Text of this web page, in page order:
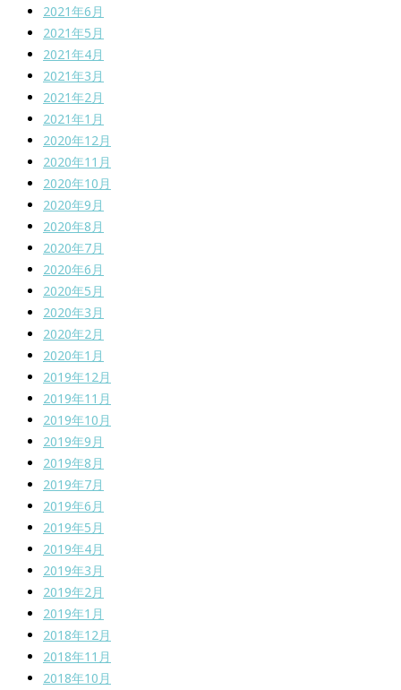
2021年6月
2021年5月
2021年4月
2021年3月
2021年2月
2021年1月
2020年12月
2020年11月
2020年10月
2020年9月
2020年8月
2020年7月
2020年6月
2020年5月
2020年3月
2020年2月
2020年1月
2019年12月
2019年11月
2019年10月
2019年9月
2019年8月
2019年7月
2019年6月
2019年5月
2019年4月
2019年3月
2019年2月
2019年1月
2018年12月
2018年11月
2018年10月